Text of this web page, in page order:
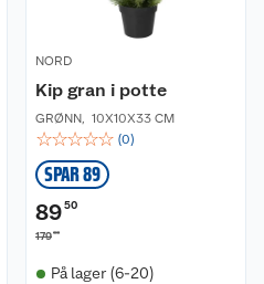
NORD
Kip gran i potte
GRØNN, 10X10X33 CM
☆☆☆☆☆ (0)
SPAR 89
8950
17900
På lager (6-20)